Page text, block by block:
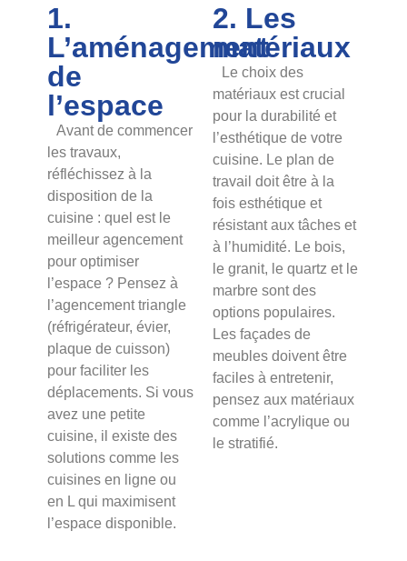
1.
L’aménagement
de
l’espace
Avant de commencer
les travaux,
réfléchissez à la
disposition de la
cuisine : quel est le
meilleur agencement
pour optimiser
l’espace ? Pensez à
l’agencement triangle
(réfrigérateur, évier,
plaque de cuisson)
pour faciliter les
déplacements. Si vous
avez une petite
cuisine, il existe des
solutions comme les
cuisines en ligne ou
en L qui maximisent
l’espace disponible.
2. Les
matériaux
Le choix des
matériaux est crucial
pour la durabilité et
l’esthétique de votre
cuisine. Le plan de
travail doit être à la
fois esthétique et
résistant aux tâches et
à l’humidité. Le bois,
le granit, le quartz et le
marbre sont des
options populaires.
Les façades de
meubles doivent être
faciles à entretenir,
pensez aux matériaux
comme l’acrylique ou
le stratifié.